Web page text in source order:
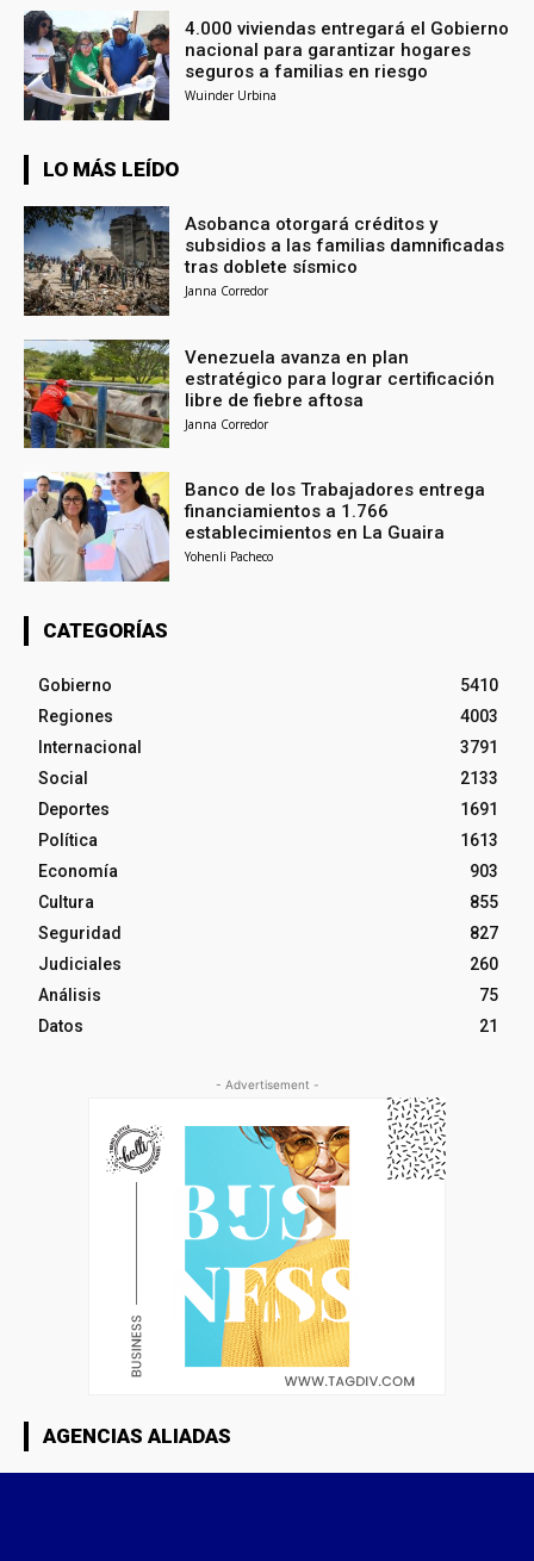
4.000 viviendas entregará el Gobierno
nacional para garantizar hogares
seguros a familias en riesgo
Wuinder Urbina
LO MÁS LEÍDO
Asobanca otorgará créditos y
subsidios a las familias damnificadas
tras doblete sísmico
Janna Corredor
Venezuela avanza en plan
estratégico para lograr certificación
libre de fiebre aftosa
Janna Corredor
Banco de los Trabajadores entrega
financiamientos a 1.766
establecimientos en La Guaira
Yohenli Pacheco
CATEGORÍAS
Gobierno
5410
Regiones
4003
Internacional
3791
Social
2133
Deportes
1691
Política
1613
Economía
903
Cultura
855
Seguridad
827
Judiciales
260
Análisis
75
Datos
21
- Advertisement -
AGENCIAS ALIADAS